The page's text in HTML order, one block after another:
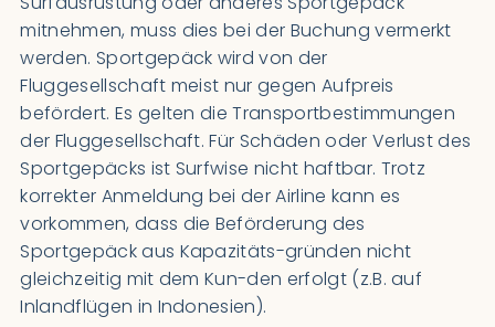
mitnehmen, muss dies bei der Buchung vermerkt
werden. Sportgepäck wird von der
Fluggesellschaft meist nur gegen Aufpreis
befördert. Es gelten die Transportbestimmungen
der Fluggesellschaft. Für Schäden oder Verlust des
Sportgepäcks ist Surfwise nicht haftbar. Trotz
korrekter Anmeldung bei der Airline kann es
vorkommen, dass die Beförderung des
Sportgepäck aus Kapazitäts-gründen nicht
gleichzeitig mit dem Kun-den erfolgt (z.B. auf
Inlandflügen in Indonesien).